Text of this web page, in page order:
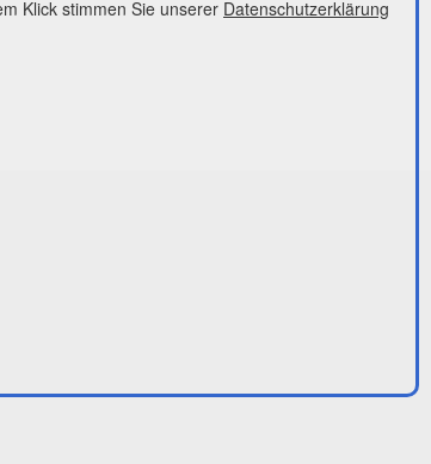
Klick stimmen Sie unserer Datenschutzerklärung